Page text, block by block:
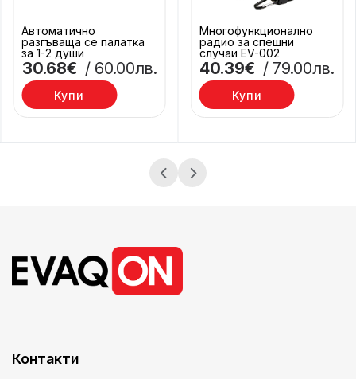
30.68€ / 60.00лв.
Автоматично
разгъваща се палатка
за 1-2 души
Купи
40.39€ / 79.00лв.
Многофункционално
радио за спешни
случаи EV-002
Купи
Контакти